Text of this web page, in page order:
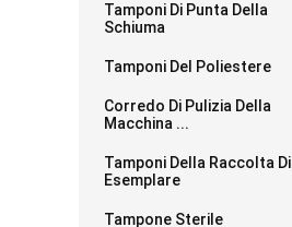
Tamponi Di Punta Della
Schiuma
Tamponi Del Poliestere
Corredo Di Pulizia Della
Macchina ...
Tamponi Della Raccolta Di
Esemplare
Tampone Sterile